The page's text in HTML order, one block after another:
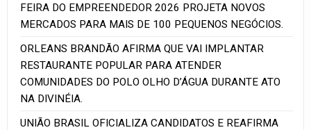
FEIRA DO EMPREENDEDOR 2026 PROJETA NOVOS
MERCADOS PARA MAIS DE 100 PEQUENOS NEGÓCIOS.
ORLEANS BRANDÃO AFIRMA QUE VAI IMPLANTAR
RESTAURANTE POPULAR PARA ATENDER
COMUNIDADES DO POLO OLHO D’ÁGUA DURANTE ATO
NA DIVINÉIA.
UNIÃO BRASIL OFICIALIZA CANDIDATOS E REAFIRMA